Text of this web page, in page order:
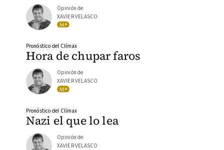
Opinión de
XAVIER VELASCO
Hora de chupar faros
Pronóstico del Clímax
Opinión de
XAVIER VELASCO
Nazi el que lo lea
Pronóstico del Clímax
Opinión de
XAVIER VELASCO